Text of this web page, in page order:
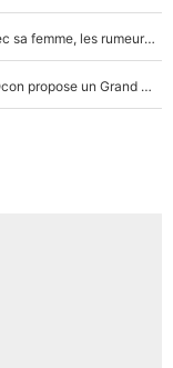
F1 : Charles Leclerc surpris par les paparazzis avec sa femme, les rumeurs étaient vraies !
Comme pour le final du Tour de France, Esteban Ocon propose un Grand Prix de Formule 1 à Paris : «Autour de l’Arc de Triomphe, ce serait génial» !